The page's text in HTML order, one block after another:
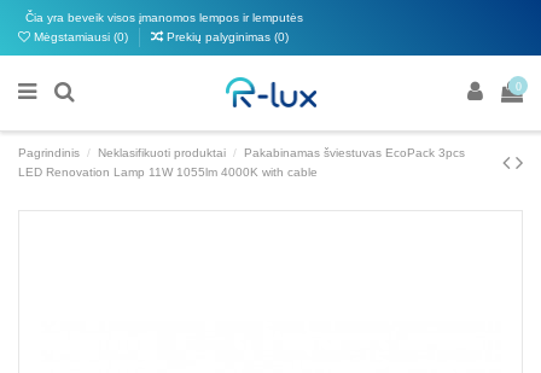
Čia yra beveik visos įmanomos lempos ir lemputės
Mėgstamiausi (0) Prekių palyginimas (0)
0
Pagrindinis Neklasifikuoti produktai
Pakabinamas šviestuvas EcoPack 3pcs
LED Renovation Lamp 11W 1055lm 4000K with cable